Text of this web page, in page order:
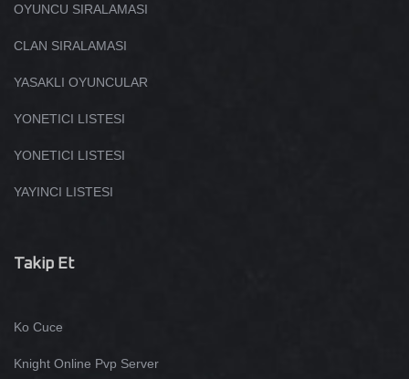
OYUNCU SIRALAMASI
CLAN SIRALAMASI
YASAKLI OYUNCULAR
YONETICI LISTESI
YONETICI LISTESI
YAYINCI LISTESI
Takip Et
Ko Cuce
Knight Online Pvp Server